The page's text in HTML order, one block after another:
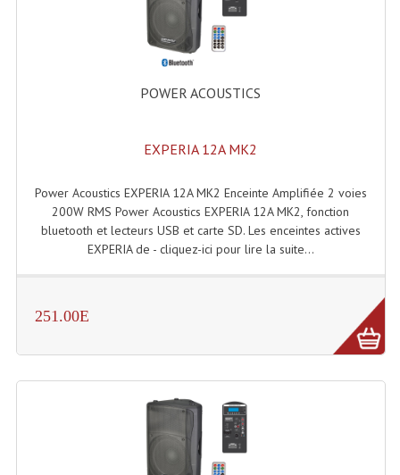
POWER ACOUSTICS
EXPERIA 12A MK2
Power Acoustics EXPERIA 12A MK2 Enceinte Amplifiée 2 voies
200W RMS Power Acoustics EXPERIA 12A MK2, fonction
bluetooth et lecteurs USB et carte SD. Les enceintes actives
EXPERIA de - cliquez-ici pour lire la suite...
251.00E